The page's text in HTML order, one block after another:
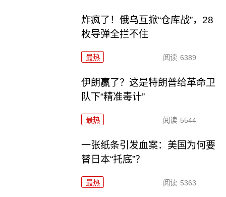
炸疯了！俄乌互掀“仓库战”，28
枚导弹全拦不住
最热 阅读 6389
伊朗赢了？这是特朗普给革命卫
队下“精准毒计”
最热 阅读 5544
一张纸条引发血案：美国为何要
替日本“托底”？
最热 阅读 5363